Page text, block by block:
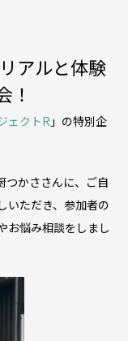
アルと体験
！
ェクトR 」の特別企
かささんに、ご自
いただき、参加者の
お悩み相談をしまし